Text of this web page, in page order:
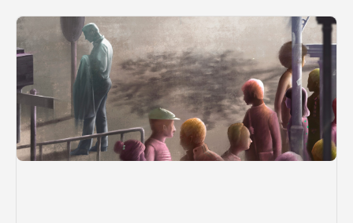
Agendar consulta